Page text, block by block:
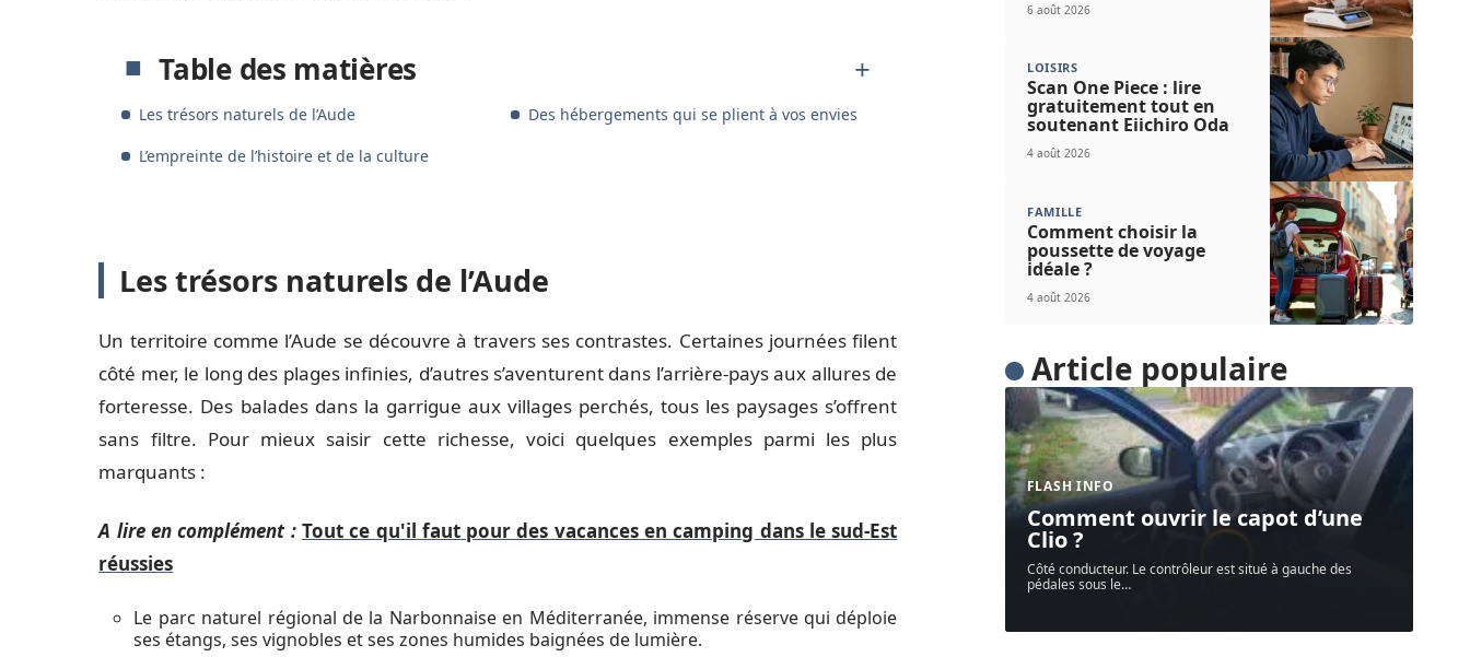
Table des matières
Les trésors naturels de l’Aude
Des hébergements qui se plient à vos envies
L’empreinte de l’histoire et de la culture
Les trésors naturels de l’Aude
Un territoire comme l’Aude se découvre à travers ses contrastes. Certaines journées filent
côté mer, le long des plages infinies, d’autres s’aventurent dans l’arrière-pays aux allures de
forteresse. Des balades dans la garrigue aux villages perchés, tous les paysages s’offrent
sans filtre. Pour mieux saisir cette richesse, voici quelques exemples parmi les plus
marquants :
A lire en complément : Tout ce qu'il faut pour des vacances en camping dans le sud-Est
réussies
Le parc naturel régional de la Narbonnaise en Méditerranée, immense réserve qui déploie
ses étangs, ses vignobles et ses zones humides baignées de lumière.
6 août 2026
LOISIRS
Scan One Piece : lire
gratuitement tout en
soutenant Eiichiro Oda
4 août 2026
FAMILLE
Comment choisir la
poussette de voyage
idéale ?
4 août 2026
Article populaire
FLASH INFO
Comment ouvrir le capot d’une
Clio ?
Côté conducteur. Le contrôleur est situé à gauche des
pédales sous le…